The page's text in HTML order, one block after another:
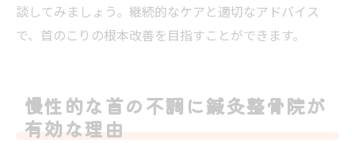
談してみましょう。継続的なケアと適切なアドバイス
で、首のこりの根本改善を目指すことができます。
慢性的な首の不調に鍼灸整骨院が
有効な理由